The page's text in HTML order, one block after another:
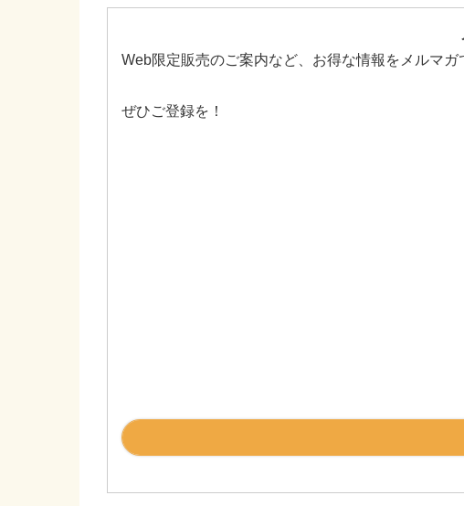
Web限定販売のご案内など、お得な情報をメルマガ
ぜひご登録を！